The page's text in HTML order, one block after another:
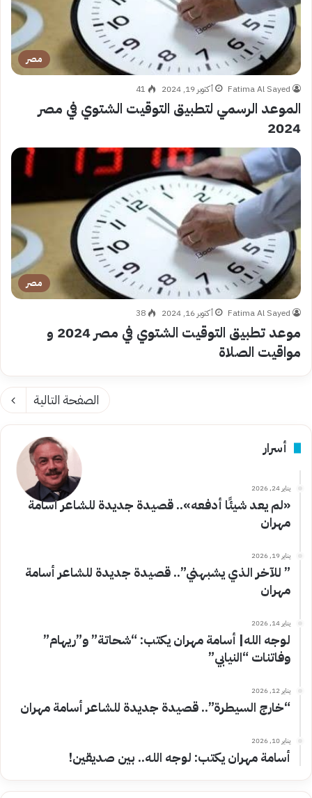
مصر
Fatima Al Sayed أكتوبر 19, 2024 41
الموعد الرسمي لتطبيق التوقيت الشتوي في مصر
2024
مصر
Fatima Al Sayed أكتوبر 16, 2024 38
موعد تطبيق التوقيت الشتوي في مصر 2024 و
مواقيت الصلاة
الصفحة التالية
أسرار
يناير 24, 2026
«لم يعد شيئًا أدفعه».. قصيدة جديدة للشاعر أسامة
مهران
يناير 19, 2026
” للآخر الذي يشبهني”.. قصيدة جديدة للشاعر أسامة
مهران
يناير 14, 2026
لوجه الله| أسامة مهران يكتب: “شحاتة” و”ريهام”
وفاتنات “النيابي”
يناير 12, 2026
“خارج السيطرة”.. قصيدة جديدة للشاعر أسامة مهران
يناير 10, 2026
أسامة مهران يكتب: لوجه الله.. بين صديقين!